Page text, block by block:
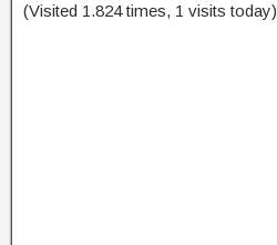
(Visited 1.824 times, 1 visits today)